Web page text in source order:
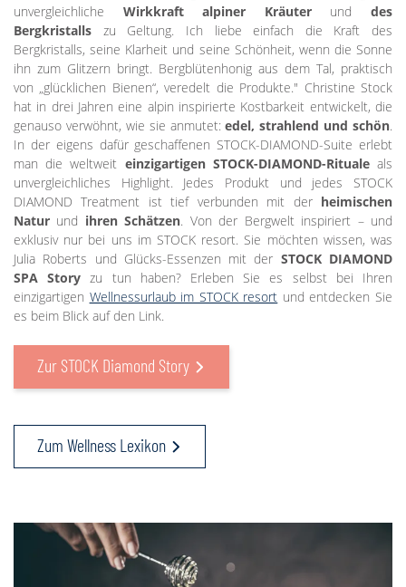
unvergleichliche Wirkkraft alpiner Kräuterunddes
Bergkristalls zu Geltung. Ich liebe einfach die Kraft des
Bergkristalls, seine Klarheit und seine Schönheit, wenn die Sonne
ihn zum Glitzern bringt. Bergblütenhonig aus dem Tal, praktisch
von „glücklichen Bienen“, veredelt die Produkte." Christine Stock
hat in drei Jahren eine alpin inspirierte Kostbarkeit entwickelt, die
genauso verwöhnt, wie sie anmutet:edel, strahlend und schön.
In der eigens dafür geschaffenen STOCK-DIAMOND-Suite erlebt
man die weltweit einzigartigen STOCK-DIAMOND-Ritualeals
unvergleichliches Highlight. Jedes Produkt und jedes STOCK
DIAMOND Treatment ist tief verbunden mit der heimischen
Natur und ihren Schätzen. Von der Bergwelt inspiriert – und
exklusiv nur bei uns im STOCK resort. Sie möchten wissen, was
Julia Roberts und Glücks-Essenzen mit der STOCK DIAMOND
SPA Story zu tun haben? Erleben Sie es selbst bei Ihren
einzigartigen Wellnessurlaub im STOCK resort und entdecken Sie
es beim Blick auf den Link.
Zur STOCK Diamond Story
Zum Wellness Lexikon